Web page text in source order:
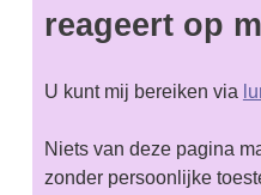
reageert op
U kunt mij bereiken via
Niets van deze pagina
zonder persoonlijke